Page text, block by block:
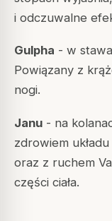
i odczuwalne
Gulpha - w
Powiązany z
nogi.
Janu - na
zdrowiem
oraz z ruchem
części ciała.